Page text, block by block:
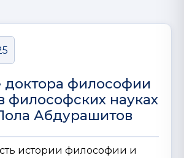
доктора философии
философских науках
Абдурашитов
истории философии и